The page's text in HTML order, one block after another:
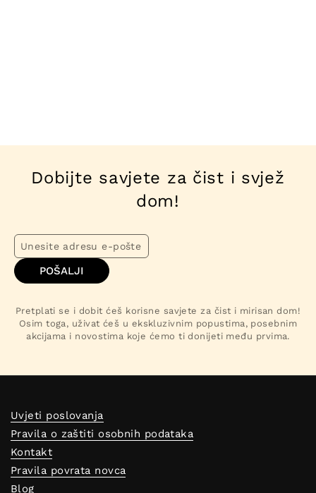
Dobijte savjete za čist i svjež
dom!
POŠALJI
Pretplati se i dobit ćeš korisne savjete za čist i mirisan dom!
Osim toga, uživat ćeš u ekskluzivnim popustima, posebnim
akcijama i novostima koje ćemo ti donijeti među prvima.
Uvjeti poslovanja
Pravila o zaštiti osobnih podataka
Kontakt
Pravila povrata novca
Blog